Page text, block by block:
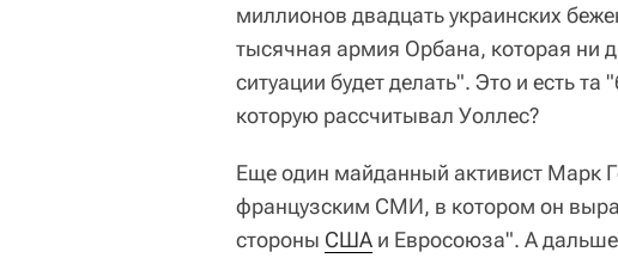
миллионов двадцать украинских
тысячная армия Орбана, которая ни
ситуации будет делать". Это и есть
которую рассчитывал Уоллес?
Еще один майданный активист Марк
французским СМИ, в котором он
стороны США и Евросоюза". А дальше